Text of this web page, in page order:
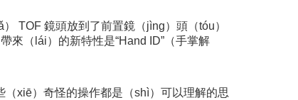
TOF 鏡頭放到了前置鏡（jìng）頭（tóu）
來（lái）的新特性是“Hand ID”（手掌解
xiē）奇怪的操作都是（shì）可以理解的思